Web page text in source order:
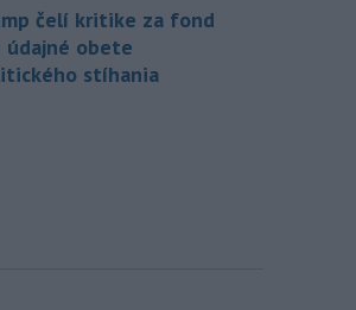
čelí kritike za fond
údajné obete
stíhania